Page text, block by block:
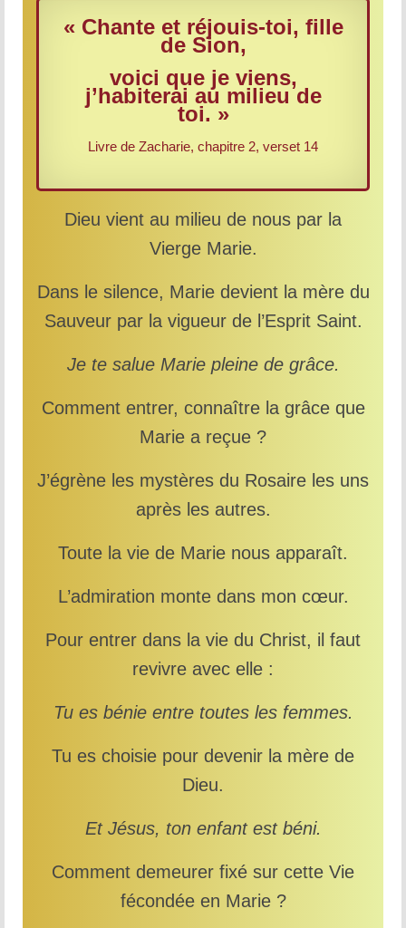
« Chante et réjouis-toi, fille
de Sion,
voici que je viens,
j’habiterai au milieu de
toi. »
Livre de Zacharie, chapitre 2, verset 14
Dieu vient au milieu de nous par la
Vierge Marie.
Dans le silence, Marie devient la mère du
Sauveur par la vigueur de l’Esprit Saint.
Je te salue Marie pleine de grâce.
Comment entrer, connaître la grâce que
Marie a reçue ?
J’égrène les mystères du Rosaire les uns
après les autres.
Toute la vie de Marie nous apparaît.
L’admiration monte dans mon cœur.
Pour entrer dans la vie du Christ, il faut
revivre avec elle :
Tu es bénie entre toutes les femmes.
Tu es choisie pour devenir la mère de
Dieu.
Et Jésus, ton enfant est béni.
Comment demeurer fixé sur cette Vie
fécondée en Marie ?